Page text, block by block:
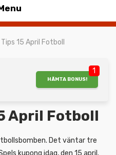
15 April Fotboll
1
HÄMTA BONUS!
April Fotboll
Det väntar tre
kupong idag, den 15 april.